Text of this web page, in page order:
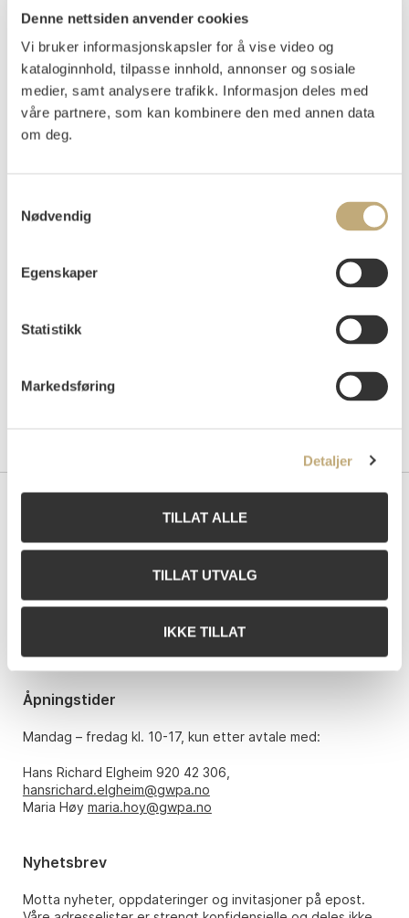
Denne nettsiden anvender cookies
Vi bruker informasjonskapsler for å vise video og
kataloginnhold, tilpasse innhold, annonser og sosiale
medier, samt analysere trafikk. Informasjon deles med
våre partnere, som kan kombinere den med annen data
om deg.
Nødvendig
Egenskaper
Statistikk
Markedsføring
Detaljer
TILLAT ALLE
TILLAT UTVALG
IKKE TILLAT
Olje på lerret
120x153
Signert nede t.h.: Gunnar S.
Påtegnet nede t.h.: Utsmykningsutkast.
Vurdering
NOK 400 000–600 000
Auksjonert
Grev Wedels Plass Auksjoner AS
Åpningstider
Mandag – fredag kl. 10-17, kun etter avtale med:
Hans Richard Elgheim 920 42 306,
hansrichard.elgheim@gwpa.no
Maria Høy maria.hoy@gwpa.no
Nyhetsbrev
Motta nyheter, oppdateringer og invitasjoner på epost.